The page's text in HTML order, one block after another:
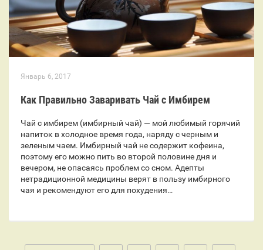
Январь 6, 2017
Как Правильно Заваривать Чай с Имбирем
Чай с имбирем (имбирный чай) — мой любимый горячий
напиток в холодное время года, наряду с черным и
зеленым чаем. Имбирный чай не содержит кофеина,
поэтому его можно пить во второй половине дня и
вечером, не опасаясь проблем со сном. Адепты
нетрадиционной медицины верят в пользу имбирного
чая и рекомендуют его для похудения…